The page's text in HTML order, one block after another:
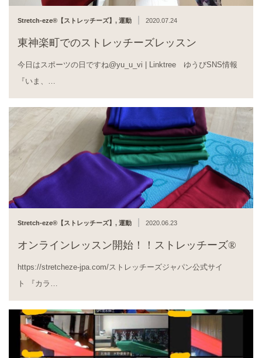
Stretch-eze®︎【ストレッチーズ】 , 運動 2020.07.24
東神楽町でのストレッチーズレッスン
今日はスポーツの日ですね@yu_u_vi | Linktree ゆうびSNS情報
『いま、…
Stretch-eze®︎【ストレッチーズ】 , 運動 2020.06.23
オンラインレッスン開始！！ストレッチーズ®︎
https://stretcheze-jpa.com/ストレッチーズジャパン公式サイ
ト 『カラ…